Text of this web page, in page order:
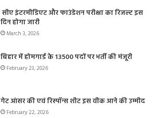
सीए इंटरमीडिएट और फाउंडेशन परीक्षा का रिजल्ट इस
दिन होगा जारी
March 3, 2026
बिहार में होमगार्ड के 13500 पदों पर भर्ती की मंजूरी
February 23, 2026
गेट आंसर की एवं रिस्पॉन्स शीट इस वीक आने की उम्मीद
February 22, 2026